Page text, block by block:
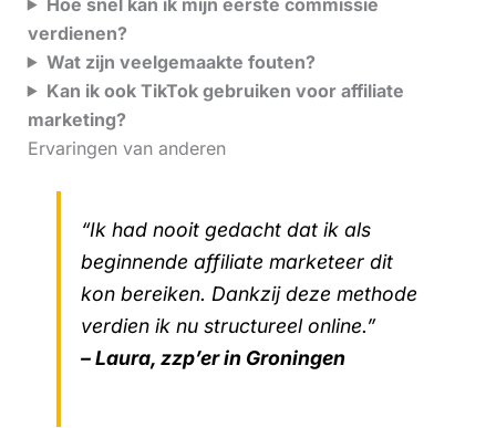
verdienen?
Wat zijn veelgemaakte fouten?
Kan ik ook TikTok gebruiken voor affiliate
marketing?
Ervaringen van anderen
“Ik had nooit gedacht dat ik als
beginnende affiliate marketeer dit
kon bereiken. Dankzij deze methode
verdien ik nu structureel online.”
– Laura, zzp’er in Groningen